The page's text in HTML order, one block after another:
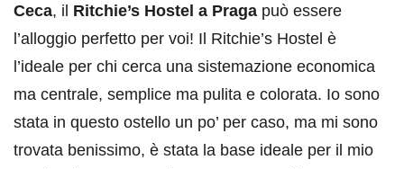
Ceca, il Ritchie’s Hostel a Praga può essere
l’alloggio perfetto per voi! Il Ritchie’s Hostel è
l’ideale per chi cerca una sistemazione economica
ma centrale, semplice ma pulita e colorata. Io sono
stata in questo ostello un po’ per caso, ma mi sono
trovata benissimo, è stata la base ideale per il mio